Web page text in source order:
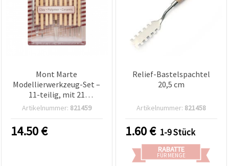
Mont Marte
Modellierwerkzeug-Set –
11-teilig, mit 21
Metallaufsätzen
Artikelnummer: 821459
14.50€
Relief-Bastelspachtel
20,5 cm
Artikelnummer: 821458
1.60€ 1-9 Stück
RABATTE
FÜR MENGE